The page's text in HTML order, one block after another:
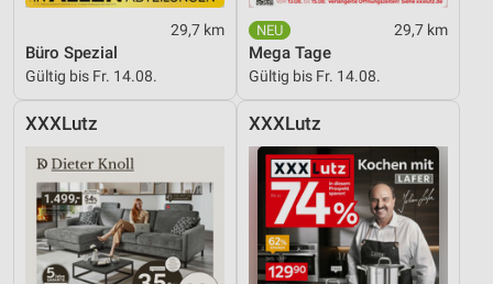
29,7 km
Büro Spezial
Gültig bis Fr. 14.08.
29,7 km
Mega Tage
Gültig bis Fr. 14.08.
XXXLutz XXXLutz